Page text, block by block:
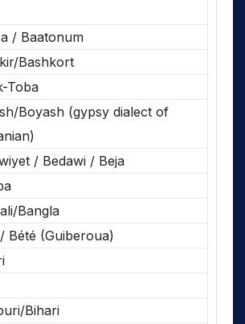
/ Baatonum
Bashkort
Toba
Boyash (gypsy dialect of
/ Bedawi / Beja
Bangla
Bété (Guiberoua)
Bihari